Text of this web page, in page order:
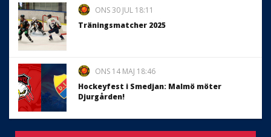
ONS 30 JUL 18:11
Träningsmatcher 2025
ONS 14 MAJ 18:46
Hockeyfest i Smedjan: Malmö möter
Djurgården!